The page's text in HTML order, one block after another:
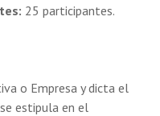
25 participantes.
o Empresa y dicta el
estipula en el